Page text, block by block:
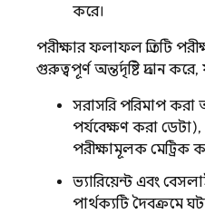
করে।
পরীক্ষার ফলাফল প্রতিটি
গুরুত্বপূর্ণ অন্তর্দৃষ্টি প্রদান
সরাসরি পরিমাপ করা
পর্যবেক্ষণ করা ডেটা),
পরীক্ষামূলক মেট্রিক
ভ্যারিয়েন্ট এবং
পার্থক্যটি দৈবক্রমে